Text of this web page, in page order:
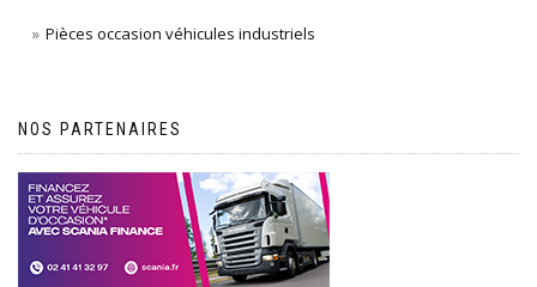
Pièces occasion véhicules industriels
NOS PARTENAIRES